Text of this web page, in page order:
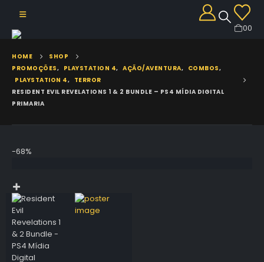
00
HOME
SHOP
PROMOÇÕES, PLAYSTATION 4, AÇÃO/AVENTURA, COMBOS,
PLAYSTATION 4, TERROR
RESIDENT EVIL REVELATIONS 1 & 2 BUNDLE – PS4 MÍDIA DIGITAL
PRIMARIA
-68%